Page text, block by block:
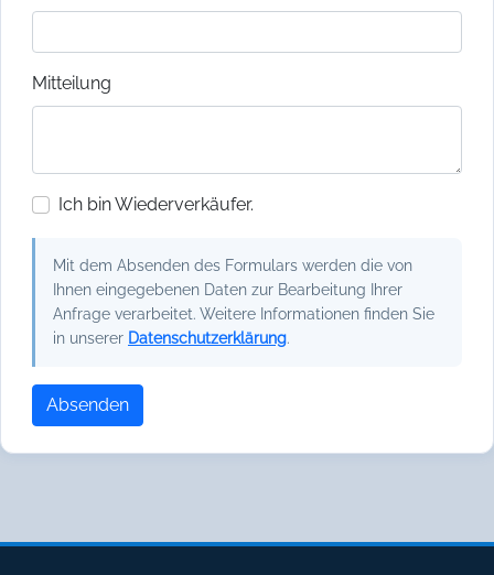
Mitteilung
Ich bin Wiederverkäufer.
Mit dem Absenden des Formulars werden die von
Ihnen eingegebenen Daten zur Bearbeitung Ihrer
Anfrage verarbeitet. Weitere Informationen finden Sie
in unserer Datenschutzerklärung.
Absenden